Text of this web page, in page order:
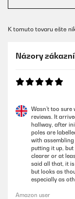
K tomuto tovaru ešte
Názory
Wasn’t too
reviews. It
hallway, after
poles are
with
putting it up,
clearer or at
said all that, it
but looks as
especially as
Amazon user